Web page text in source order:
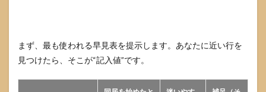
ない
ポイ
ント
8.1
まず、最も使われる早見表を提示します。あなたに近い行を
見つけたら、そこが“記入値”です。